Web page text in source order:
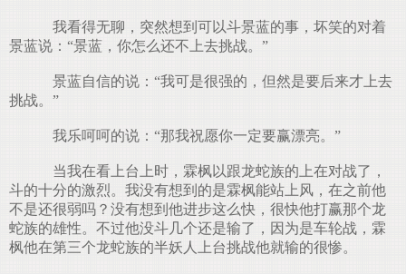
我看得无聊，突然想到可以斗景蓝的事，坏笑的对着
景蓝说：“景蓝，你怎么还不上去挑战。”
景蓝自信的说：“我可是很强的，但然是要后来才上去
挑战。”
我乐呵呵的说：“那我祝愿你一定要赢漂亮。”
当我在看上台上时，霖枫以跟龙蛇族的上在对战了，
斗的十分的激烈。我没有想到的是霖枫能站上风，在之前他
不是还很弱吗？没有想到他进步这么快，很快他打赢那个龙
蛇族的雄性。不过他没斗几个还是输了，因为是车轮战，霖
枫他在第三个龙蛇族的半妖人上台挑战他就输的很惨。